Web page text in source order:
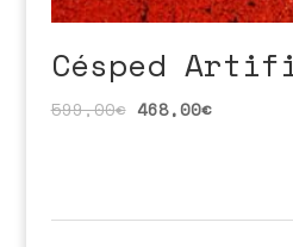
Césped
599,00€ 468,00€